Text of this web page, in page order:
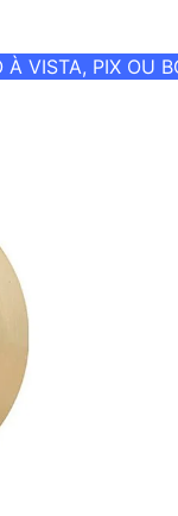
À VISTA, PIX OU